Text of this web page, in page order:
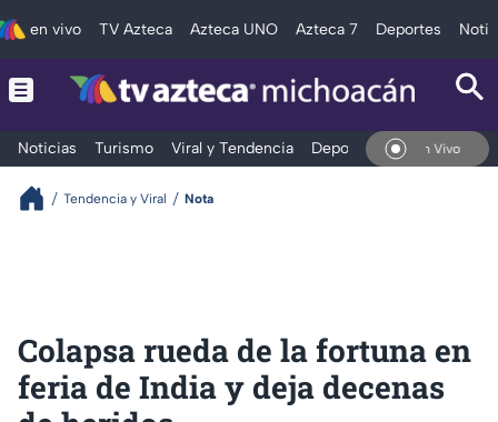
en vivo TV Azteca Azteca UNO Azteca 7 Deportes
Noticias Turismo Viral y Tendencia Deportes Espectáculos
En Vivo
Tendencia y Viral Nota
Colapsa rueda de la fortuna en
feria de India y deja decenas